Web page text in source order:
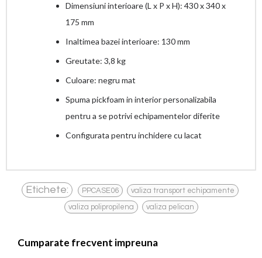
Dimensiuni interioare (L x P x H): 430 x 340 x
175 mm
Inaltimea bazei interioare: 130 mm
Greutate: 3,8 kg
Culoare: negru mat
Spuma pickfoam in interior personalizabila
pentru a se potrivi echipamentelor diferite
Configurata pentru inchidere cu lacat
Etichete: PPCASE06 valiza transport echipamente
valiza polipropilena , valiza pelican
Cumparate frecvent impreuna